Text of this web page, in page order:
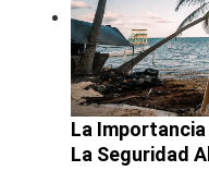
La Importancia
La Seguridad